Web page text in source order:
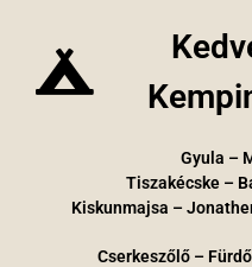
Gyula –
Tiszakécske –
Kiskunmajsa –
Cserkeszőlő –